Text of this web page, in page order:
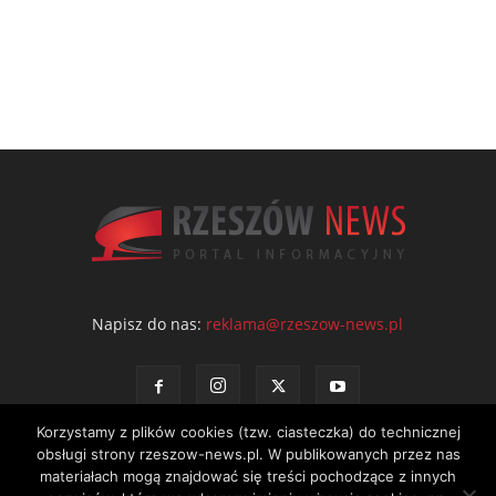
Napisz do nas: reklama@rzeszow-news.pl
Korzystamy z plików cookies (tzw. ciasteczka) do technicznej
obsługi strony rzeszow-news.pl. W publikowanych przez nas
materiałach mogą znajdować się treści pochodzące z innych